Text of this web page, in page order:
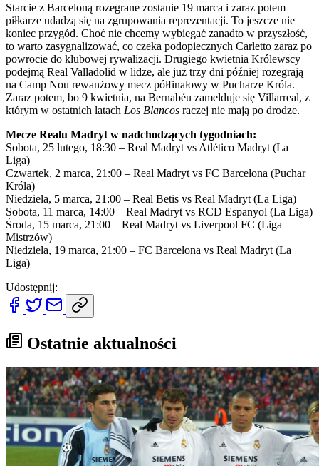
Starcie z Barceloną rozegrane zostanie 19 marca i zaraz potem
piłkarze udadzą się na zgrupowania reprezentacji. To jeszcze nie
koniec przygód. Choć nie chcemy wybiegać zanadto w przyszłość,
to warto zasygnalizować, co czeka podopiecznych Carletto zaraz po
powrocie do klubowej rywalizacji. Drugiego kwietnia Królewscy
podejmą Real Valladolid w lidze, ale już trzy dni później rozegrają
na Camp Nou rewanżowy mecz półfinałowy w Pucharze Króla.
Zaraz potem, bo 9 kwietnia, na Bernabéu zamelduje się Villarreal, z
którym w ostatnich latach Los Blancos raczej nie mają po drodze.
Mecze Realu Madryt w nadchodzących tygodniach:
Sobota, 25 lutego, 18:30 – Real Madryt vs Atlético Madryt (La
Liga)
Czwartek, 2 marca, 21:00 – Real Madryt vs FC Barcelona (Puchar
Króla)
Niedziela, 5 marca, 21:00 – Real Betis vs Real Madryt (La Liga)
Sobota, 11 marca, 14:00 – Real Madryt vs RCD Espanyol (La Liga)
Środa, 15 marca, 21:00 – Real Madryt vs Liverpool FC (Liga
Mistrzów)
Niedziela, 19 marca, 21:00 – FC Barcelona vs Real Madryt (La
Liga)
Udostępnij:
Ostatnie aktualności